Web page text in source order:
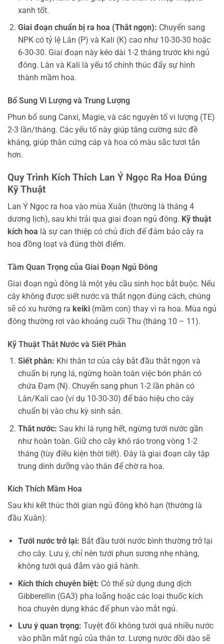
xanh tốt.
Giai đoạn chuẩn bị ra hoa (Thắt ngọn): Chuyển sang
NPK có tỷ lệ Lân (P) và Kali (K) cao như 10-30-30 hoặc
6-30-30. Giai đoạn này kéo dài 1-2 tháng trước khi ngủ
đông. Lân và Kali là yếu tố chính thúc đẩy sự hình
thành mầm hoa.
Bổ Sung Vi Lượng và Trung Lượng
Phun bổ sung Canxi, Magie, và các nguyên tố vi lượng (TE)
2-3 lần/tháng. Các yếu tố này giúp tăng cường sức đề
kháng, giúp thân cứng cáp và hoa có màu sắc tươi tắn
hơn.
Quy Trình Kích Thích Lan Ý Ngọc Ra Hoa Đúng
Kỹ Thuật
Lan Ý Ngọc ra hoa vào mùa Xuân (thường là tháng 4
dương lịch), sau khi trải qua giai đoạn ngủ đông. Kỹ thuật
kích hoa là sự can thiệp có chủ đích để đảm bảo cây ra
hoa đồng loạt và đúng thời điểm.
Tầm Quan Trọng của Giai Đoạn Ngủ Đông
Giai đoạn ngủ đông là một yêu cầu sinh học bắt buộc. Nếu
cây không được siết nước và thắt ngọn đúng cách, chúng
sẽ có xu hướng ra keiki (mầm con) thay vì ra hoa. Mùa ngủ
đông thường rơi vào khoảng cuối Thu (tháng 10 – 11).
Kỹ Thuật Thắt Nước và Siết Phân
Siết phân: Khi thân tơ của cây bắt đầu thắt ngọn và
chuẩn bị rụng lá, ngừng hoàn toàn việc bón phân có
chứa Đạm (N). Chuyển sang phun 1-2 lần phân có
Lân/Kali cao (ví dụ 10-30-30) để báo hiệu cho cây
chuẩn bị vào chu kỳ sinh sản.
Thắt nước: Sau khi lá rụng hết, ngừng tưới nước gần
như hoàn toàn. Giữ cho cây khô ráo trong vòng 1-2
tháng (tùy điều kiện thời tiết). Đây là giai đoạn cây tập
trung dinh dưỡng vào thân để chờ ra hoa.
Kích Thích Mầm Hoa
Sau khi kết thúc thời gian ngủ đông khô hạn (thường là
đầu Xuân):
Tưới nước trở lại: Bắt đầu tưới nước bình thường trở lại
cho cây. Lưu ý, chỉ nên tưới phun sương nhẹ nhàng,
không tưới quá đẫm vào giả hành.
Kích thích chuyên biệt: Có thể sử dụng dung dịch
Gibberellin (GA3) pha loãng hoặc các loại thuốc kích
hoa chuyên dụng khác để phun vào mắt ngủ.
Lưu ý quan trọng: Tuyệt đối không tưới quá nhiều nước
vào phần mắt ngủ của thân tơ. Lượng nước dồi dào sẽ